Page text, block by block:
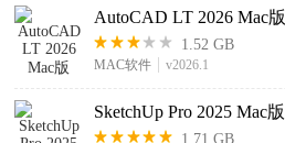
AutoCAD LT 2026 Mac版
1.52 GB
MAC软件 v2026.1
SketchUp Pro 2025 Mac版
1.71 GB